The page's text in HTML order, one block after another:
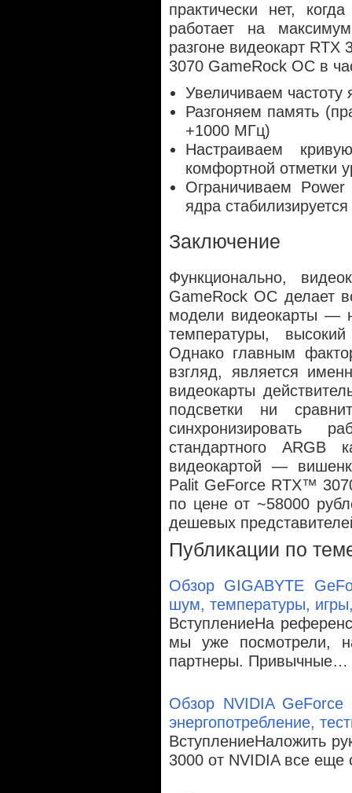
практически нет,
работает на
разгоне видеокарт
3070 GameRock OC в
Увеличиваем частоту
Разгоняем память
+1000 МГц)
Настраиваем
комфортной отметки
Ограничиваем Power
ядра
Заключение
Функционально,
GameRock OC делает
модели видеокарты —
температуры, высокий
Однако главным
взгляд, является
видеокарты
подсветки ни
синхронизировать
стандартного ARGB
видеокартой —
Palit GeForce RTX™
по цене от ~58000
дешевых
Публикации по
Обзор GIGABYTE
шум, температуры,
ВступлениеНа
мы уже посмотрели,
партнеры. Привычные…
Обзор NVIDIA
энергопотребление,
ВступлениеНаложить
3000 от NVIDIA все